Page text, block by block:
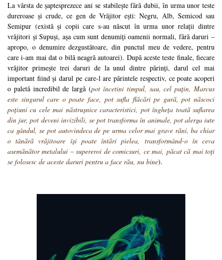
La vârsta de șaptesprezece ani se stabilește fără dubii, în urma unor teste
dureroase și crude, ce gen de Vrăjitor ești: Negru, Alb, Semicod sau
Semipur (există și copii care s-au născut în urma unor relații dintre
vrăjitori și Supuși, așa cum sunt denumiți oamenii normali, fără daruri –
apropo, o denumire dezgustătoare, din punctul meu de vedere, pentru
care i-am mai dat o bilă neagră autoarei). După aceste teste finale, fiecare
vrăjitor primește trei daruri de la unul dintre părinți, darul cel mai
important fiind și darul pe care-l are părintele respectiv, ce poate acoperi
o paletă incredibil de largă (pot încetini timpul, sau, cel puțin, Marcus
este singurul care o poate face, pot sufla flăcări pe gură, pot născoci
poțiuni cu cele mai năstrușnice caracteristici, pot îngheța toată suflarea
din jur, pot deveni invizibili, se pot transforma în animale, pot alerga iute
ca gândul, se pot autovindeca de pe urma celor mai grave răni, ba chiar
o tânără vrăjitoare își poate întări pielea, transformând-o în ceva
asemănător metalului – supereroi de comicsuri, ce mai, păcat că mai toți
se folosesc de aceste daruri pentru a face rău, nu bine).